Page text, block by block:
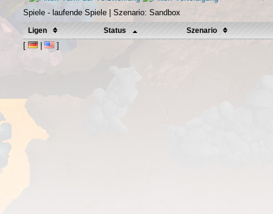
Spiele - laufende Spiele | Szenario: Sandbox
Ligen Status Szenario
[ | ]